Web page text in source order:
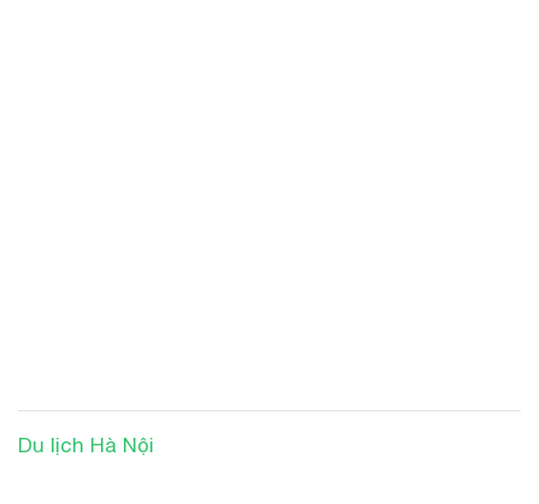
Du lịch Hà Nội